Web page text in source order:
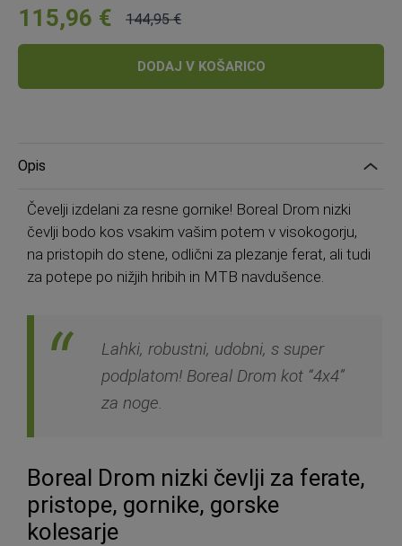
Cena:
115,96 €
Običajna
144,95 €
DODAJ V KOŠARICO
Opis
Čevelji izdelani za resne gornike! Boreal Drom nizki
čevlji bodo kos vsakim vašim potem v visokogorju,
na pristopih do stene, odlični za plezanje ferat, ali tudi
za potepe po nižjih hribih in MTB navdušence.
Lahki, robustni, udobni, s super
podplatom! Boreal Drom kot “4x4”
za noge.
Boreal Drom nizki čevlji za ferate,
pristope, gornike, gorske
kolesarje